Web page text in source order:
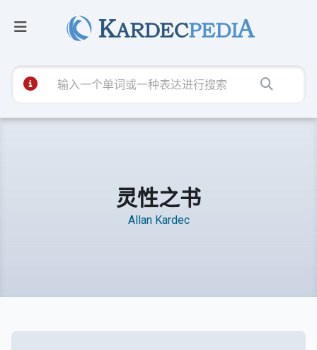
灵性之书
Allan Kardec